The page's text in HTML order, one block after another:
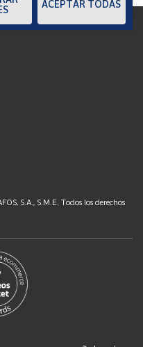
S.A., S.M.E. Todos los derechos
ACEPTAR TODAS